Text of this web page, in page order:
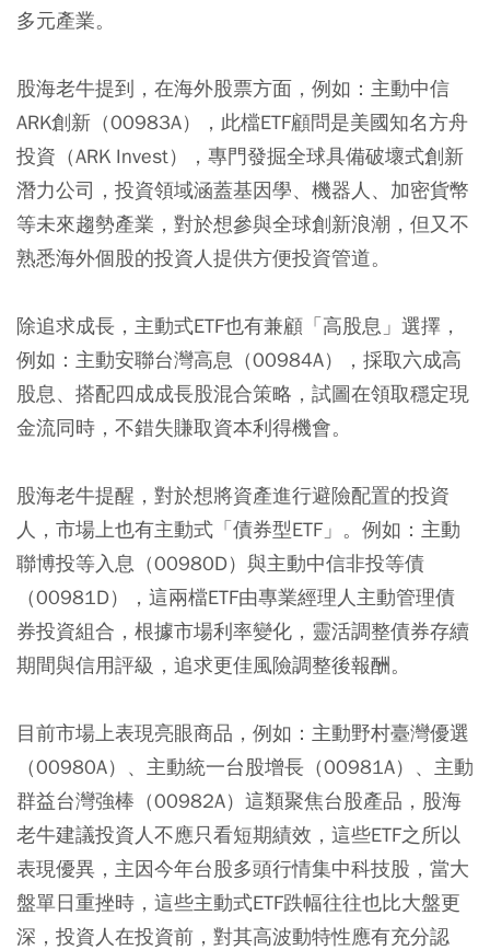
多元產業。
股海老牛提到，在海外股票方面，例如：主動中信
ARK創新（00983A），此檔ETF顧問是美國知名方舟
投資（ARK Invest），專門發掘全球具備破壞式創新
潛力公司，投資領域涵蓋基因學、機器人、加密貨幣
等未來趨勢產業，對於想參與全球創新浪潮，但又不
熟悉海外個股的投資人提供方便投資管道。
除追求成長，主動式ETF也有兼顧「高股息」選擇，
例如：主動安聯台灣高息（00984A），採取六成高
股息、搭配四成成長股混合策略，試圖在領取穩定現
金流同時，不錯失賺取資本利得機會。
股海老牛提醒，對於想將資產進行避險配置的投資
人，市場上也有主動式「債券型ETF」。例如：主動
聯博投等入息（00980D）與主動中信非投等債
（00981D），這兩檔ETF由專業經理人主動管理債
券投資組合，根據市場利率變化，靈活調整債券存續
期間與信用評級，追求更佳風險調整後報酬。
目前市場上表現亮眼商品，例如：主動野村臺灣優選
（00980A）、主動統一台股增長（00981A）、主動
群益台灣強棒（00982A）這類聚焦台股產品，股海
老牛建議投資人不應只看短期績效，這些ETF之所以
表現優異，主因今年台股多頭行情集中科技股，當大
盤單日重挫時，這些主動式ETF跌幅往往也比大盤更
深，投資人在投資前，對其高波動特性應有充分認